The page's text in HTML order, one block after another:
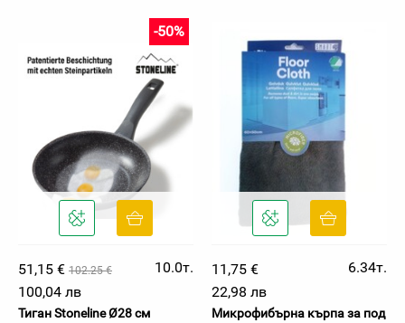
51,15 € 102.25 €
-50%
10.0т.
100,04 лв
Тиган Stoneline Ø28 см
11,75 €
6.34т.
22,98 лв
Микрофибърна кърпа за под